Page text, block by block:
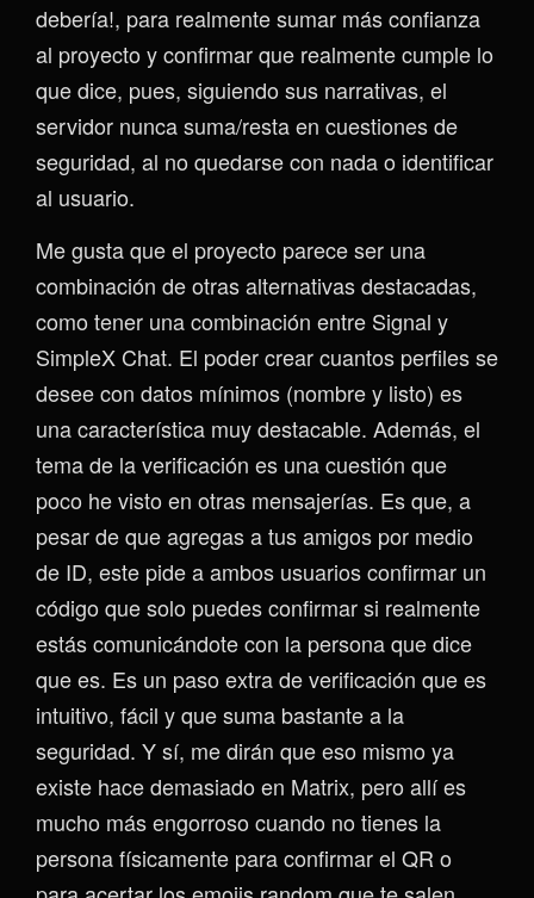
debería!, para realmente sumar más confianza
al proyecto y confirmar que realmente cumple lo
que dice, pues, siguiendo sus narrativas, el
servidor nunca suma/resta en cuestiones de
seguridad, al no quedarse con nada o identificar
al usuario.
Me gusta que el proyecto parece ser una
combinación de otras alternativas destacadas,
como tener una combinación entre Signal y
SimpleX Chat. El poder crear cuantos perfiles se
desee con datos mínimos (nombre y listo) es
una característica muy destacable. Además, el
tema de la verificación es una cuestión que
poco he visto en otras mensajerías. Es que, a
pesar de que agregas a tus amigos por medio
de ID, este pide a ambos usuarios confirmar un
código que solo puedes confirmar si realmente
estás comunicándote con la persona que dice
que es. Es un paso extra de verificación que es
intuitivo, fácil y que suma bastante a la
seguridad. Y sí, me dirán que eso mismo ya
existe hace demasiado en Matrix, pero allí es
mucho más engorroso cuando no tienes la
persona físicamente para confirmar el QR o